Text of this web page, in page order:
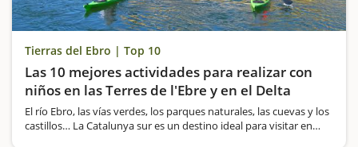
Tierras del Ebro | Top 10
Las 10 mejores actividades para realizar con
niños en las Terres de l'Ebre y en el Delta
El río Ebro, las vías verdes, los parques naturales, las cuevas y los
castillos… La Catalunya sur es un destino ideal para visitar en